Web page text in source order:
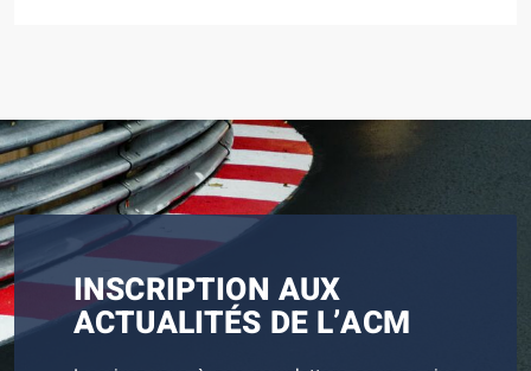
INSCRIPTION AUX
ACTUALITÉS DE L’ACM